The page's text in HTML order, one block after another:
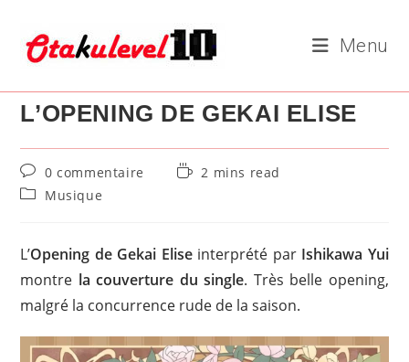
content
Menu
L’OPENING DE GEKAI ELISE
Commentaires
de
la
0 commentaire
Temps2 mins read
PostMusique
L’Opening de Gekai Eliseinterprété par Ishikawa Yui
montre la couverture du single. Très belle opening,
malgré la concurrence rude de la saison.